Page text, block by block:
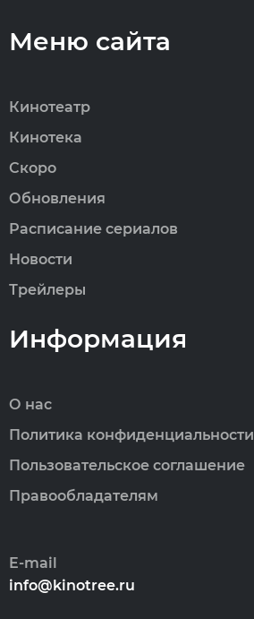
Меню сайта
Кинотеатр
Кинотека
Скоро
Обновления
Расписание сериалов
Новости
Трейлеры
Информация
О нас
Политика конфиденциальности
Пользовательское соглашение
Правообладателям
E-mail
info@kinotree.ru